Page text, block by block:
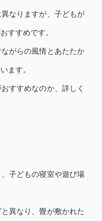
なりますが、子どもが
すすめです。
がらの風情とあたたか
ます。
すすめなのか、詳しく
子どもの寝室や遊び場
異なり、畳が敷かれた